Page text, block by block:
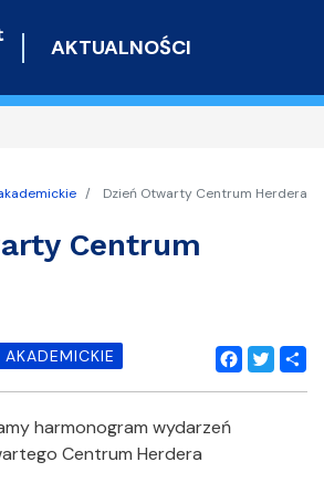
do
AKTUALNOŚCI
Dzień Otwarty Centrum Herdera
Centrum
Facebook
Twitter
AKADEMICKIE
harmonogram wydarzeń
Centrum Herdera